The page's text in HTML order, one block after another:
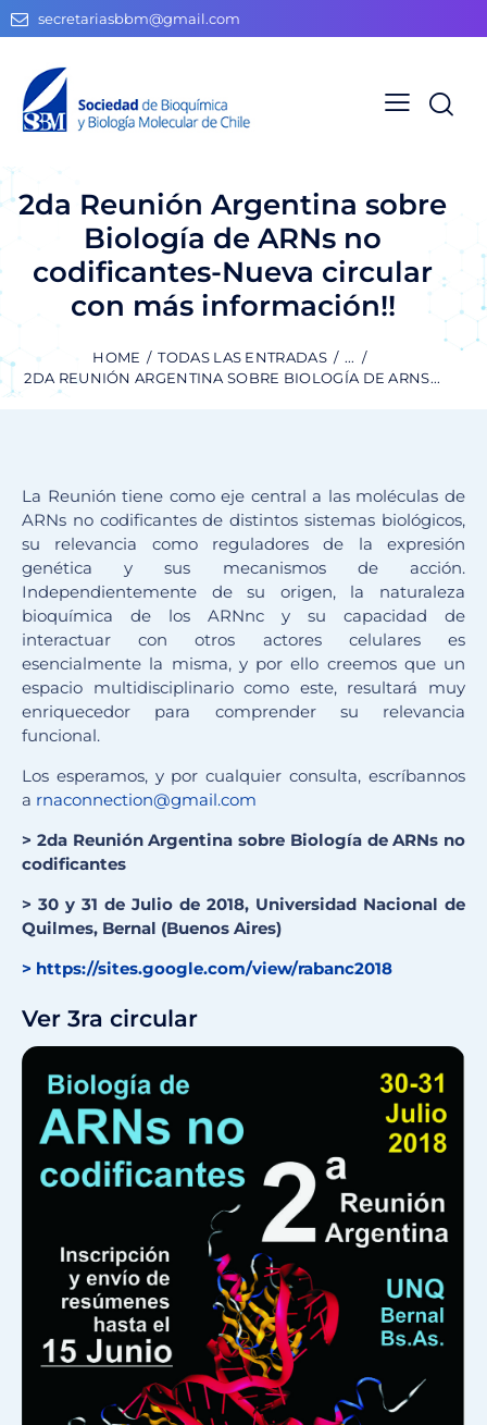
secretariasbbm@gmail.com
2da Reunión Argentina sobre
Biología de ARNs no
codificantes-Nueva circular
con más información!!
HOME TODAS LAS ENTRADAS
...
2DA REUNIÓN ARGENTINA SOBRE BIOLOGÍA DE ARNS...
La Reunión tiene como eje central a las moléculas de
ARNs no codificantes de distintos sistemas biológicos,
su relevancia como reguladores de la expresión
genética y sus mecanismos de acción.
Independientemente de su origen, la naturaleza
bioquímica de los ARNnc y su capacidad de
interactuar con otros actores celulares es
esencialmente la misma, y por ello creemos que un
espacio multidisciplinario como este, resultará muy
enriquecedor para comprender su relevancia
funcional.
Los esperamos, y por cualquier consulta, escríbannos
a rnaconnection@gmail.com
> 2da Reunión Argentina sobre Biología de ARNs no
codificantes
> 30 y 31 de Julio de 2018, Universidad Nacional de
Quilmes, Bernal (Buenos Aires)
> https://sites.google.com/view/rabanc2018
Ver 3ra circular